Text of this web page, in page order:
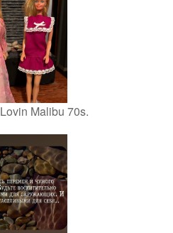
Malibu 70s.